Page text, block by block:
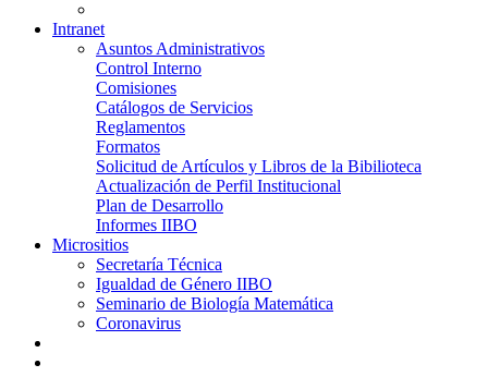
Intranet
Asuntos Administrativos
Control Interno
Comisiones
Catálogos de Servicios
Reglamentos
Formatos
Solicitud de Artículos y Libros de la Bibilioteca
Actualización de Perfil Institucional
Plan de Desarrollo
Informes IIBO
Micrositios
Secretaría Técnica
Igualdad de Género IIBO
Seminario de Biología Matemática
Coronavirus